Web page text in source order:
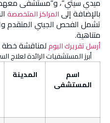
ميدي سيتي”، و”مستشفى معهد
بالإضافة إلىالمراكز المتخصصة
تشمل الفحص الجيني المتقدم
متناهية.
أرسل تقريرك اليوملمناقشة خطة
أبرز المستشفيات الرائدة لعلاج
اسم
المستشفى
المدينة